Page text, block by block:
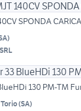
SPONDA
)
130 PM-TM
(SA)